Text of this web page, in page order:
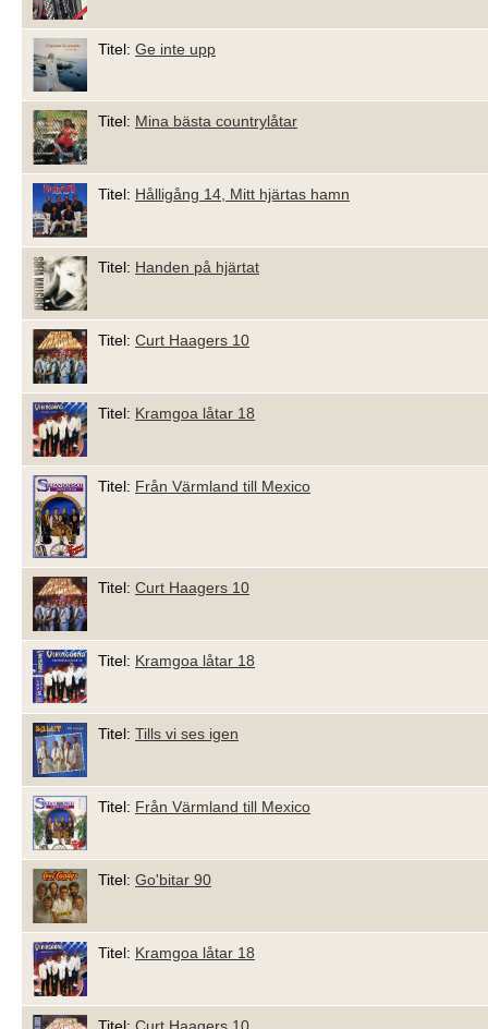
Titel: Ge inte upp
Titel: Mina bästa countrylåtar
Titel: Hålligång 14, Mitt hjärtas hamn
Titel: Handen på hjärtat
Titel: Curt Haagers 10
Titel: Kramgoa låtar 18
Titel: Från Värmland till Mexico
Titel: Curt Haagers 10
Titel: Kramgoa låtar 18
Titel: Tills vi ses igen
Titel: Från Värmland till Mexico
Titel: Go'bitar 90
Titel: Kramgoa låtar 18